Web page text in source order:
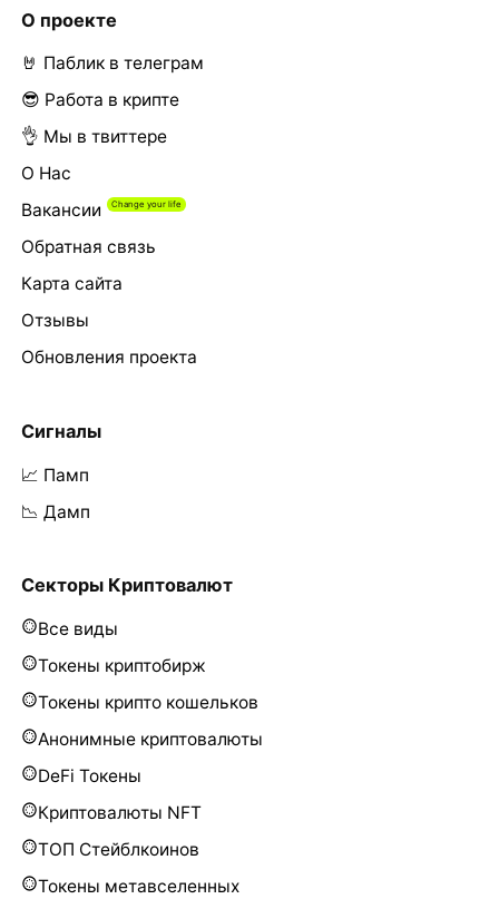
О проекте
🤘 Паблик в телеграм
😎 Работа в крипте
👌 Мы в твиттере
О Нас
Вакансии
Обратная связь
Карта сайта
Отзывы
Обновления проекта
Сигналы
📈 Памп
📉 Дамп
Секторы Криптовалют
Все виды
Токены криптобирж
Токены крипто кошельков
Анонимные криптовалюты
DeFi Токены
Криптовалюты NFT
ТОП Стейблкоинов
Токены метавселенных